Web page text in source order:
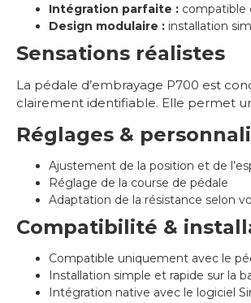
Intégration parfaite : compatible
Design modulaire : installation
Sensations réalistes
La pédale d’embrayage P700 est
clairement identifiable. Elle permet
Réglages &
Ajustement de la position et de
Réglage de la course de pédale
Adaptation de la résistance selon
Compatibilité &
Compatible uniquement avec le
Installation simple et rapide sur la
Intégration native avec le logiciel